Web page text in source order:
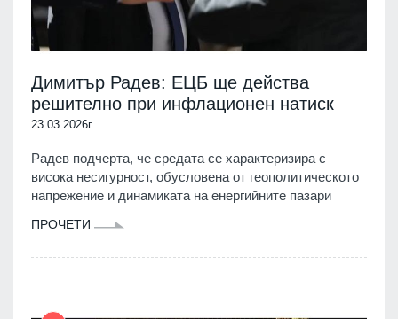
Димитър Радев: ЕЦБ ще действа
решително при инфлационен натиск
23.03.2026г.
Радев подчерта, че средата се характеризира с
висока несигурност, обусловена от геополитическото
напрежение и динамиката на енергийните пазари
ПРОЧЕТИ